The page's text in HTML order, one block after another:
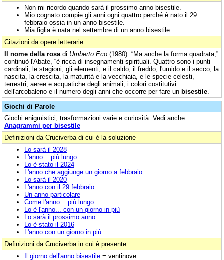
Non mi ricordo quando sarà il prossimo anno bisestile.
Mio cognato compie gli anni ogni quattro perché è nato il 29
febbraio ossia in un anno bisestile.
Mia figlia è nata nel settembre di un anno bisestile.
Citazioni da opere letterarie
Il nome della rosa di Umberto Eco (1980): “Ma anche la forma quadrata,”
continuò l'Abate, “è ricca di insegnamenti spirituali. Quattro sono i punti
cardinali, le stagioni, gli elementi, e il caldo, il freddo, l'umido e il secco, la
nascita, la crescita, la maturità e la vecchiaia, e le specie celesti,
terrestri, aeree e acquatiche degli animali, i colori costitutivi
dell'arcobaleno e il numero degli anni che occorre per fare un bisestile .”
Giochi di Parole
Giochi enigmistici, trasformazioni varie e curiosità. Vedi anche:
Anagrammi per bisestile
Definizioni da Cruciverba di cui è la soluzione
Lo sarà il 2028
L'anno... più lungo
Lo è stato il 2024
L'anno che aggiunge un giorno a febbraio
Lo sarà il 2020
L'anno con il 29 febbraio
Un anno particolare
Come l'anno... più lungo
Lo è l'anno... con un giorno in più
Lo sarà il prossimo anno
Lo è stato il 2016
L'anno con un giorno in più
Definizioni da Cruciverba in cui è presente
Il giorno dell'anno bisestile = ventinove